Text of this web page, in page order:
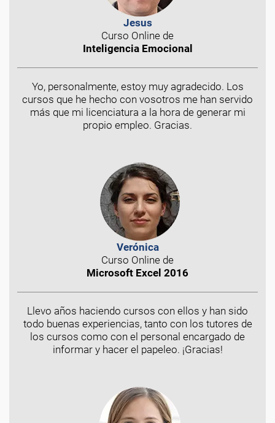
Jesus
Curso Online de
Inteligencia Emocional
Yo, personalmente, estoy muy agradecido. Los
cursos que he hecho con vosotros me han servido
más que mi licenciatura a la hora de generar mi
propio empleo. Gracias.
Verónica
Curso Online de
Microsoft Excel 2016
Llevo años haciendo cursos con ellos y han sido
todo buenas experiencias, tanto con los tutores de
los cursos como con el personal encargado de
informar y hacer el papeleo. ¡Gracias!